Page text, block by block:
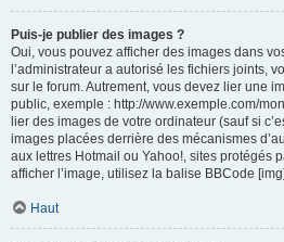
Puis-je publier des images ?
Oui, vous pouvez afficher des images dans
l’administrateur a autorisé les fichiers joints,
sur le forum. Autrement, vous devez lier une
public, exemple : http://www.exemple.com/
lier des images de votre ordinateur (sauf si
images placées derrière des mécanismes
aux lettres Hotmail ou Yahoo!, sites protégés
afficher l’image, utilisez la balise BBCode
Haut